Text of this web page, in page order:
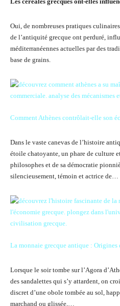
Oui, de nombreuses pratiques
de l’antiquité grecque ont perduré,
méditerranéennes actuelles par des
base de grains.
Comment Athènes contrôlait-elle son
Dans le vaste canevas de l’histoire
étoile chatoyante, un phare de culture
philosophes et de sa démocratie
silencieusement, témoin et actrice de…
La monnaie grecque antique :
Lorsque le soir tombe sur l’Agora
des sandalettes qui s’y attardent, on
discret d’une obole tombée au sol,
marchand ou glissée,…